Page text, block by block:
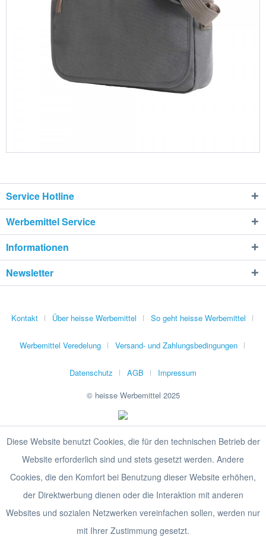
Service Hotline
Werbemittel Service
Informationen
Newsletter
Kontakt Über heisse Werbemittel So geht heisse Werbemittel
Werbemittel Veredelung Versand- und Zahlungsbedingungen
Datenschutz AGB
Impressum
© heisse Werbemittel 2025
Diese Website benutzt Cookies, die für den technischen Betrieb der
Website erforderlich sind und stets gesetzt werden. Andere
Cookies, die den Komfort bei Benutzung dieser Website erhöhen,
der Direktwerbung dienen oder die Interaktion mit anderen
Websites und sozialen Netzwerken vereinfachen sollen, werden nur
mit Ihrer Zustimmung gesetzt.